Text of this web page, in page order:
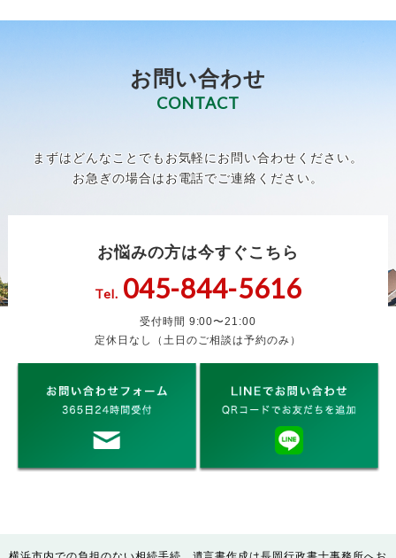
お問い合わせ
CONTACT
まずはどんなことでもお気軽にお問い合わせください。
お急ぎの場合はお電話でご連絡ください。
お悩みの方は今すぐこちら
Tel. 045-844-5616
受付時間 9:00〜21:00
定休日なし（土日のご相談は予約のみ）